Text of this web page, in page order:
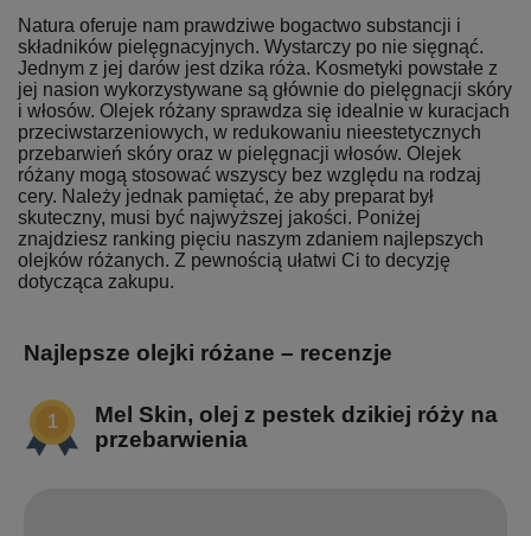
Natura oferuje nam prawdziwe bogactwo substancji i
składników pielęgnacyjnych. Wystarczy po nie sięgnąć.
Jednym z jej darów jest dzika róża. Kosmetyki powstałe z
jej nasion wykorzystywane są głównie do pielęgnacji skóry
i włosów. Olejek różany sprawdza się idealnie w kuracjach
przeciwstarzeniowych, w redukowaniu nieestetycznych
przebarwień skóry oraz w pielęgnacji włosów. Olejek
różany mogą stosować wszyscy bez względu na rodzaj
cery. Należy jednak pamiętać, że aby preparat był
skuteczny, musi być najwyższej jakości. Poniżej
znajdziesz ranking pięciu naszym zdaniem najlepszych
olejków różanych. Z pewnością ułatwi Ci to decyzję
dotycząca zakupu.
Najlepsze olejki różane – recenzje
Mel Skin, olej z pestek dzikiej róży na
przebarwienia